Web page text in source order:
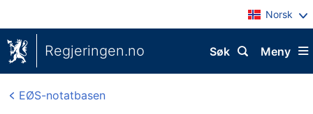
Norsk
Regjeringen.no Meny
Søk
EØS-notatbasen